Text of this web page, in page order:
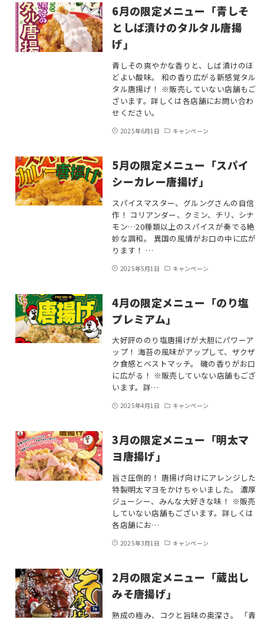
6月の限定メニュー「青しそ
としば漬けのタルタル唐揚
げ」
青しその爽やかな香りと、しば漬けのほ
どよい酸味。 和の香り広がる新感覚タル
タル唐揚げ！ ※販売していない店舗もご
ざいます。詳しくは各店舗にお問い合わ
せください。
2025年6月1日 キャンペーン
5月の限定メニュー「スパイ
シーカレー唐揚げ」
スパイスマスター、グルングさんの自信
作！ コリアンダー、クミン、チリ、シナ
モン…20種類以上のスパイスが奏でる絶
妙な調和。 異国の風情がお口の中に広が
ります！ …
2025年5月1日 キャンペーン
4月の限定メニュー「のり塩
プレミアム」
大好評ののり塩唐揚げが大胆にパワーア
ップ！ 海苔の風味がアップして、ザクザ
ク食感とベストマッチ。 磯の香りがお口
に広がる！ ※販売していない店舗もござ
います。詳…
2025年4月1日 キャンペーン
3月の限定メニュー「明太マ
ヨ唐揚げ」
旨さ圧倒的！ 唐揚げ向けにアレンジした
特製明太マヨをかけちゃいました。 濃厚
ジューシー、みんな大好きな味！ ※販売
していない店舗もございます。詳しくは
各店舗にお…
2025年3月1日 キャンペーン
2月の限定メニュー「蔵出し
みそ唐揚げ」
熟成の極み、コクと旨味の奥深さ。 「青